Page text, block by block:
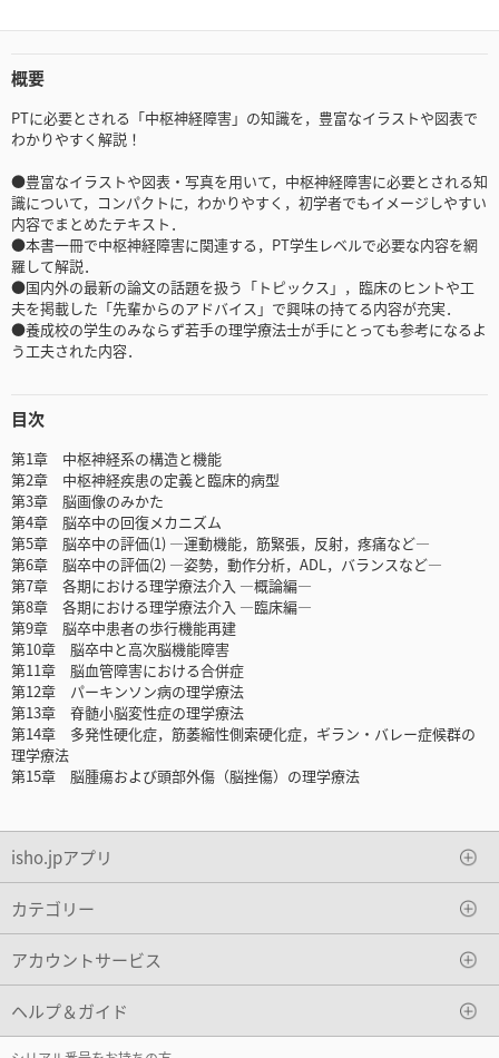
概要
PTに必要とされる「中枢神経障害」の知識を，豊富なイラストや図表で
わかりやすく解説！
●豊富なイラストや図表・写真を用いて，中枢神経障害に必要とされる知
識について，コンパクトに，わかりやすく，初学者でもイメージしやすい
内容でまとめたテキスト．
●本書一冊で中枢神経障害に関連する，PT学生レベルで必要な内容を網
羅して解説．
●国内外の最新の論文の話題を扱う「トピックス」，臨床のヒントや工
夫を掲載した「先輩からのアドバイス」で興味の持てる内容が充実．
●養成校の学生のみならず若手の理学療法士が手にとっても参考になるよ
う工夫された内容．
目次
第1章 中枢神経系の構造と機能
第2章 中枢神経疾患の定義と臨床的病型
第3章 脳画像のみかた
第4章 脳卒中の回復メカニズム
第5章 脳卒中の評価(1) ―運動機能，筋緊張，反射，疼痛など―
第6章 脳卒中の評価(2) ―姿勢，動作分析，ADL，バランスなど―
第7章 各期における理学療法介入 ―概論編―
第8章 各期における理学療法介入 ―臨床編―
第9章 脳卒中患者の歩行機能再建
第10章 脳卒中と高次脳機能障害
第11章 脳血管障害における合併症
第12章 パーキンソン病の理学療法
第13章 脊髄小脳変性症の理学療法
第14章 多発性硬化症，筋萎縮性側索硬化症，ギラン・バレー症候群の
理学療法
第15章 脳腫瘍および頭部外傷（脳挫傷）の理学療法
isho.jpアプリ
カテゴリー
アカウントサービス
ヘルプ＆ガイド